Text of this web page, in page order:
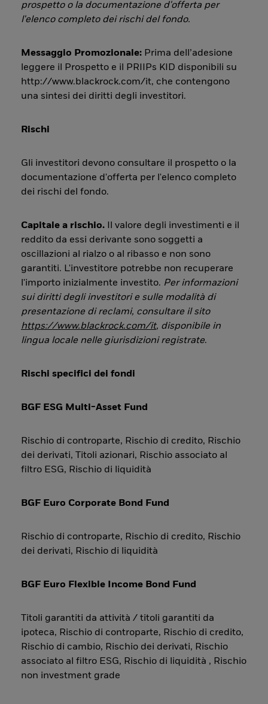
prospetto o la documentazione d'offerta per
l'elenco completo dei rischi del fondo.
Messaggio Promozionale: Prima dell’adesione
leggere il Prospetto e il PRIIPs KID disponibili su
http://www.blackrock.com/it, che contengono
una sintesi dei diritti degli investitori.
Rischi
Gli investitori devono consultare il prospetto o la
documentazione d'offerta per l'elenco completo
dei rischi del fondo.
Capitale a rischio. Il valore degli investimenti e il
reddito da essi derivante sono soggetti a
oscillazioni al rialzo o al ribasso e non sono
garantiti. L'investitore potrebbe non recuperare
l'importo inizialmente investito. Per informazioni
sui diritti degli investitori e sulle modalità di
presentazione di reclami, consultare il sito
https://www.blackrock.com/it, disponibile in
lingua locale nelle giurisdizioni registrate.
Rischi specifici dei fondi
BGF ESG Multi-Asset Fund
Rischio di controparte, Rischio di credito, Rischio
dei derivati, Titoli azionari, Rischio associato al
filtro ESG, Rischio di liquidità
BGF Euro Corporate Bond Fund
Rischio di controparte, Rischio di credito, Rischio
dei derivati, Rischio di liquidità
BGF Euro Flexible Income Bond Fund
Titoli garantiti da attività / titoli garantiti da
ipoteca, Rischio di controparte, Rischio di credito,
Rischio di cambio, Rischio dei derivati, Rischio
associato al filtro ESG, Rischio di liquidità , Rischio
non investment grade